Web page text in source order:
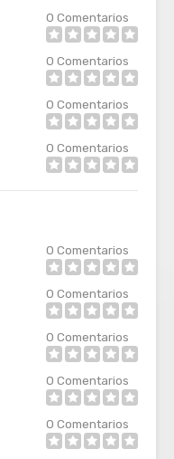
0 Comentarios
0 Comentarios
0 Comentarios
0 Comentarios
0 Comentarios
0 Comentarios
0 Comentarios
0 Comentarios
0 Comentarios